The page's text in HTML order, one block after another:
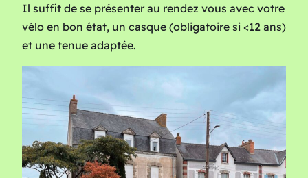
Il suffit de se présenter au rendez vous avec votre
vélo en bon état, un casque (obligatoire si <12 ans)
et une tenue adaptée.